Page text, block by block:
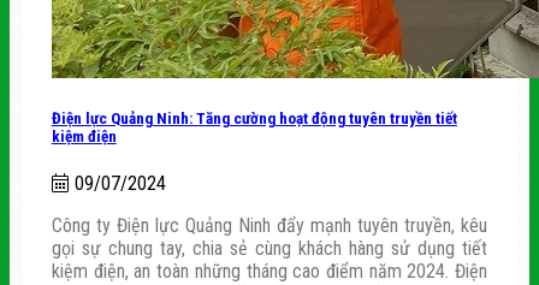
Điện lực Quảng Ninh: Tăng cường hoạt động tuyên truyền tiết
kiệm điện
09/07/2024
Công ty Điện lực Quảng Ninh đẩy mạnh tuyên truyền, kêu
gọi sự chung tay, chia sẻ cùng khách hàng sử dụng tiết
kiệm điện, an toàn những tháng cao điểm năm 2024. Điện